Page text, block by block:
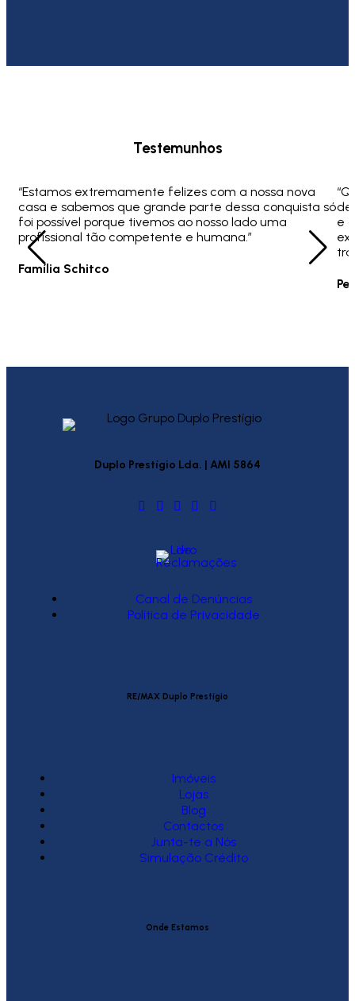
Testemunhos
“Estamos extremamente felizes com a nossa nova
casa e sabemos que grande parte dessa conquista só
foi possível porque tivemos ao nosso lado uma
profissional tão competente e humana.”
Família Schitco
e
Duplo Prestígio Lda. | AMI 5864
Canal de Denúncias
Política de Privacidade
RE/MAX Duplo Prestígio
Imóveis
Lojas
Blog
Contactos
Junta-te a Nós
Simulação Crédito
Onde Estamos